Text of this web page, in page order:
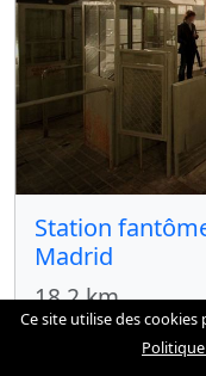
Station
Madrid
18.2 km
Ce site utilise des